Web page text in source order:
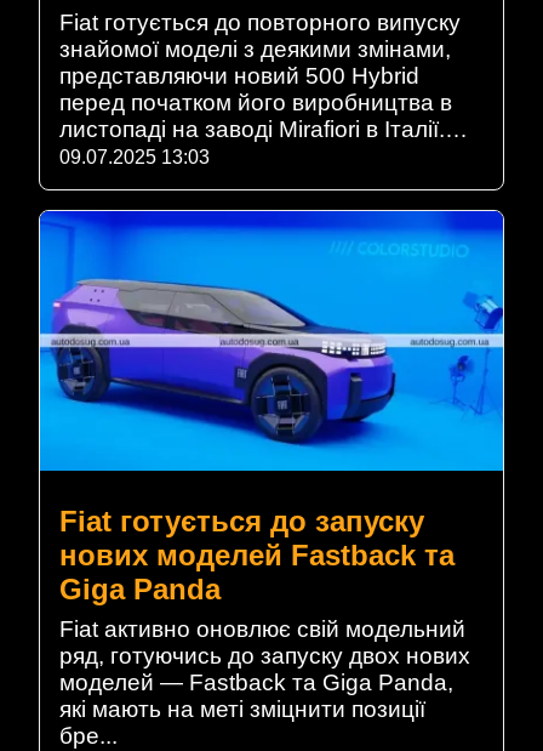
Fiat готується до повторного випуску
знайомої моделі з деякими змінами,
представляючи новий 500 Hybrid
перед початком його виробництва в
листопаді на заводі Mirafiori в Італії.…
09.07.2025 13:03
Fiat готується до запуску
нових моделей Fastback та
Giga Panda
Fiat активно оновлює свій модельний
ряд, готуючись до запуску двох нових
моделей — Fastback та Giga Panda,
які мають на меті зміцнити позиції
бре...